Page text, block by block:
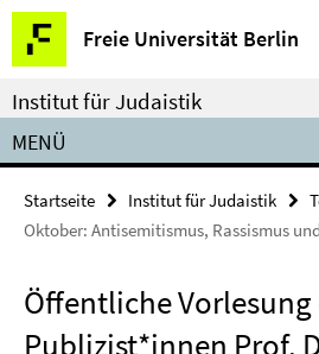
Springe
direkt
zu
Inhalt
Freie Universität Berlin
Service-
Navigation
Institut für Judaistik
MENÜ
Startseite Institut für Judaistik
Oktober: Antisemitismus, Rassismus
Öffentliche Vorlesung
Publizist*innen Prof.